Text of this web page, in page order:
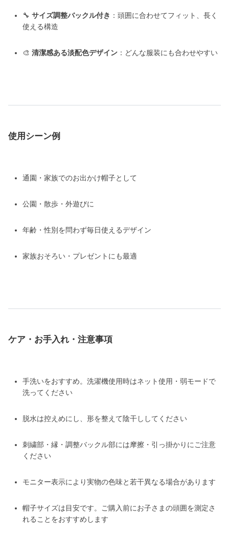
🔧 サイズ調整バックル付き ：頭囲に合わせてフィット、長く
使える構造
🎨 清潔感ある淡配色デザイン ：どんな服装にも合わせやすい
使用シーン例
通園・家族でのお出かけ帽子として
公園・散歩・外遊びに
年齢・性別を問わず毎日使えるデザイン
家族おそろい・プレゼントにも最適
ケア・お手入れ・注意事項
手洗いをおすすめ。洗濯機使用時はネット使用・弱モードで
洗ってください
脱水は控えめにし、形を整えて陰干ししてください
刺繍部・縁・調整バックル部には摩擦・引っ掛かりにご注意
ください
モニター表示により実物の色味と若干異なる場合があります
帽子サイズは目安です。ご購入前にお子さまの頭囲を測定さ
れることをおすすめします